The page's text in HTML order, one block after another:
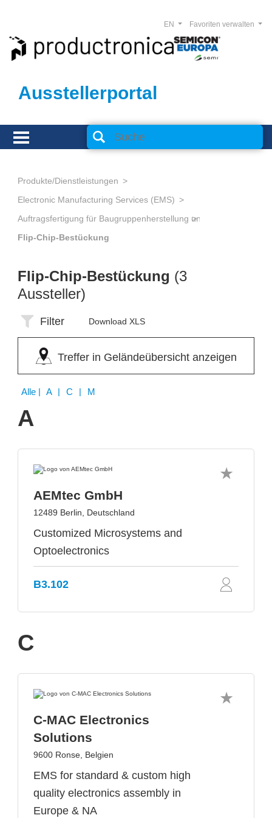
Ausstellerportal
Favoriten verwalten
EN
Produkte/Dienstleistungen
Electronic Manufacturing Services (EMS)
Flip-Chip-Bestückung
Flip-Chip-Bestückung (3
Aussteller)
Filter Download XLS
Treffer in Geländeübersicht anzeigen
Alle | A | C | M
A
AEMtec GmbH
12489 Berlin, Deutschland
Customized Microsystems and
Optoelectronics
B3.102
C
C-MAC Electronics
Solutions
9600 Ronse, Belgien
EMS for standard & custom high
quality electronics assembly in
Europe & NA